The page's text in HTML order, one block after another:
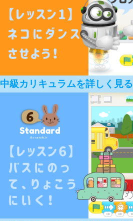
中級カリキュラムを詳しく見る